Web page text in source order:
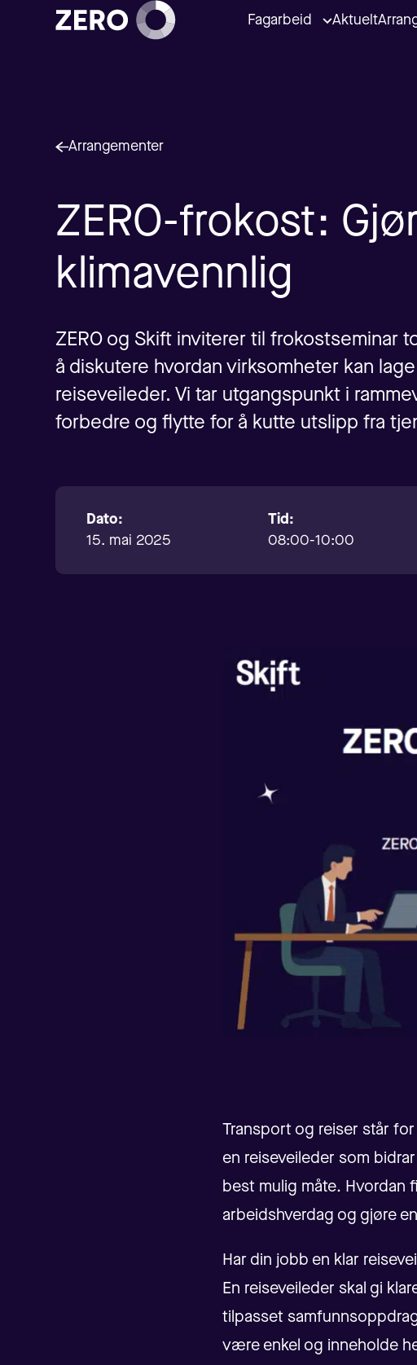
Fagarbeid Aktuelt
Arrangementer
ZERO-frokost:
klimavennlig
ZERO og Skift inviterer til frokostseminar
å diskutere hvordan virksomheter kan
reiseveileder. Vi tar utgangspunkt i
forbedre og flytte for å kutte utslipp fra
Dato:
15. mai 2025
Tid:
08:00-10:00
Transport og reiser står
en reiseveileder som
best mulig måte. Hvordan
arbeidshverdag og gjøre
Har din jobb en klar
En reiseveileder skal gi
tilpasset
være enkel og inneholde